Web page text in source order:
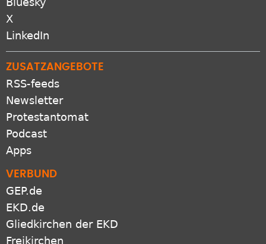
X
LinkedIn
ZUSATZANGEBOTE
RSS-feeds
Newsletter
Protestantomat
Podcast
Apps
VERBUND
GEP.de
EKD.de
Gliedkirchen der EKD
Freikirchen